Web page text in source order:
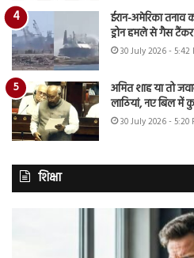
ईरान-अमेरिका तनाव
ड्रोन हमले से गैस
30 July 2026 - 5:42
अमित शाह या तो
लाठियां, नए बिल में
30 July 2026 - 5:20
शिक्षा